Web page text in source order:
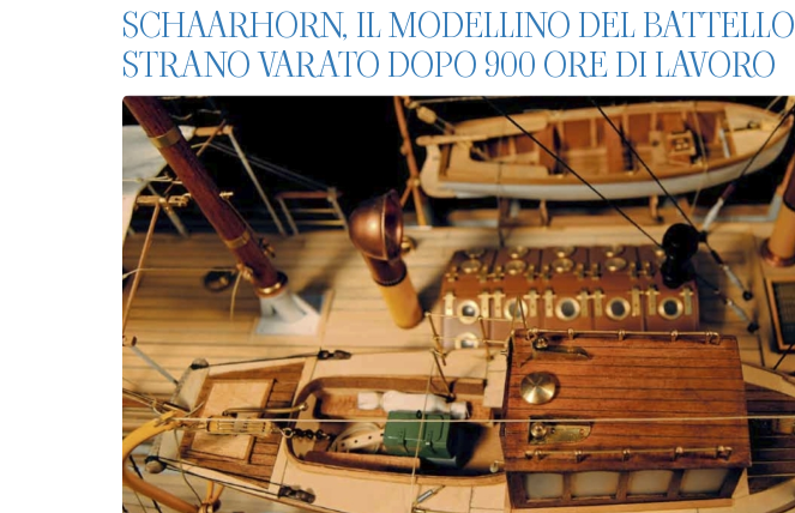
SCHAARHORN, IL MODELLINO DEL BATTELLO
STRANO VARATO DOPO 900 ORE DI LAVORO